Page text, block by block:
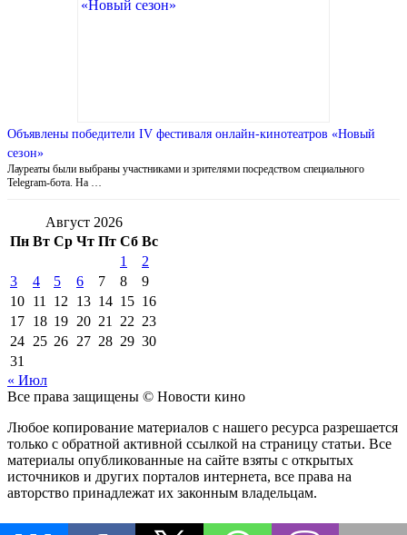
Объявлены победители IV фестиваля онлайн-кинотеатров «Новый
сезон»
Лауреаты были выбраны участниками и зрителями посредством специального
Telegram-бота. На …
Август 2026
Пн Вт Ср Чт Пт Сб Вс
1
2
3
4 5 6 7 8
9
10 11 12 13 14 15 16
17 18 19 20 21 22 23
24 25 26 27 28 29 30
31
« Июл
Все права защищены © Новости кино
Любое копирование материалов с нашего ресурса разрешается
только с обратной активной ссылкой на страницу статьи. Все
материалы опубликованные на сайте взяты с открытых
источников и других порталов интернета, все права на
авторство принадлежат их законным владельцам.